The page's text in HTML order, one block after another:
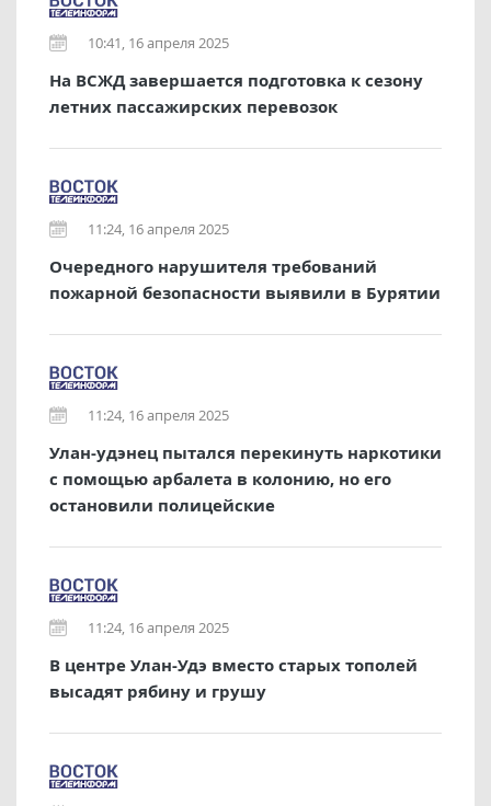
10:41, 16 апреля 2025
На ВСЖД завершается подготовка к сезону
летних пассажирских перевозок
11:24, 16 апреля 2025
Очередного нарушителя требований
пожарной безопасности выявили в Бурятии
11:24, 16 апреля 2025
Улан-удэнец пытался перекинуть наркотики
с помощью арбалета в колонию, но его
остановили полицейские
11:24, 16 апреля 2025
В центре Улан-Удэ вместо старых тополей
высадят рябину и грушу